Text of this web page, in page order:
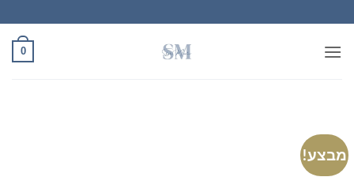
to
content
0
מבצע!